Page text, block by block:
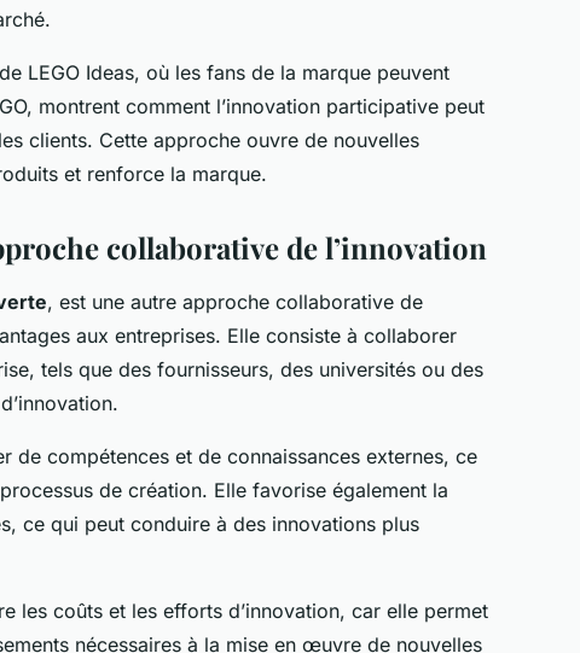
LEGO Ideas, où les fans de la marque peuvent
montrent comment l’innovation participative peut
clients. Cette approche ouvre de nouvelles
et renforce la marque.
collaborative de l’innovation
, est une autre approche collaborative de
aux entreprises. Elle consiste à collaborer
tels que des fournisseurs, des universités ou des
de compétences et de connaissances externes, ce
de création. Elle favorise également la
ce qui peut conduire à des innovations plus
les coûts et les efforts d’innovation, car elle permet
nécessaires à la mise en œuvre de nouvelles